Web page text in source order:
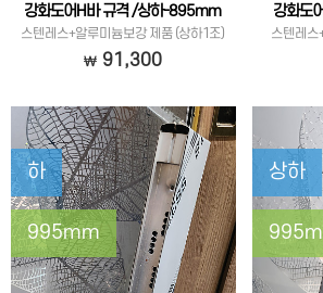
강화도어H바 규격 /상하-895mm
스텐레스+알루미늄보강 제품 (상하1조)
91,300
강화도
스텐레스
하
995mm
상하